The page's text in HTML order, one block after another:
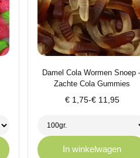
Damel Cola Wormen Snoep
Zachte Cola Gummies
€1,75-€11,95
Prijsklasse:
tot
€ 11,95
In winkelwagen